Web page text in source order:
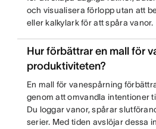
och visualisera förlopp utan att
eller kalkylark för att spåra vanor.
Hur förbättrar en mall för
produktiviteten?
En mall för vanespårning
genom att omvandla intentioner
Du loggar vanor, spårar
serier. Med tiden avslöjar dessa